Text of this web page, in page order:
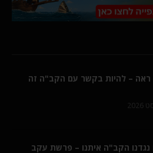
– להיות בקשר עם הקב"ה זה
נגדנו הקב"ה איתנו – פרשת עקב